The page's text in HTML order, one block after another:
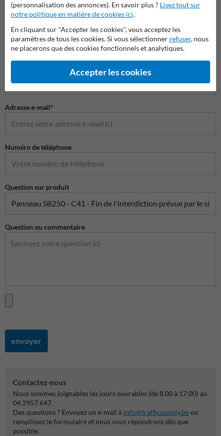
Poser votre question à Panneausignalisation.be
Nom*
Adresse e-mail*
Numéro de téléphone
Question sur produit
Question ou commentaire
envoyer
Contactez-nous
Nous sommes joignables les jours ouvrables (de 8.00 à 17.00) au
04 2957 647.
Des questions ? Envoyez un e-mail à info@trafficsupply.beou
remplissez le formulaire et nous vous répondrons dès que
possible.
(personnalisation des annonces). En savoir plus ? Lisez tout sur
notre politique en matière de cookies ici.
En cliquant sur "Accepter les cookies", vous acceptez les
paramètres de tous les cookies. Si vous sélectionner refuser, nous
ne placerons que des cookies fonctionnels et analytiques.
Accepter les cookies